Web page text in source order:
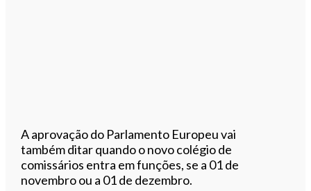
A aprovação do Parlamento Europeu vai
também ditar quando o novo colégio de
comissários entra em funções, se a 01 de
novembro ou a 01 de dezembro.